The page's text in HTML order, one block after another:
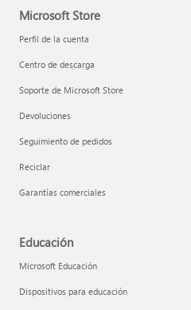
Microsoft Store
Perfil de la cuenta
Centro de descarga
Soporte de Microsoft Store
Devoluciones
Seguimiento de pedidos
Reciclar
Garantías comerciales
Educación
Microsoft Educación
Dispositivos para educación